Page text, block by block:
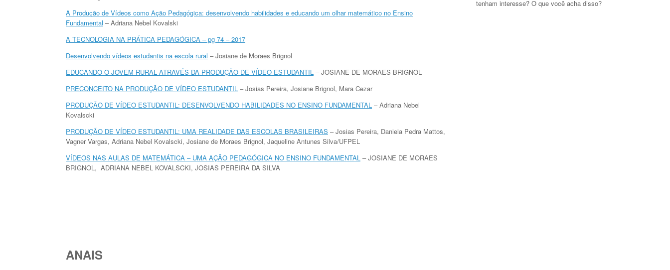
A Produção de Vídeos como Ação Pedagógica: desenvolvendo habilidades e educando um olhar matemático no Ensino
Fundamental – Adriana Nebel Kovalski
A TECNOLOGIA NA PRÁTICA PEDAGÓGICA – pg 74 – 2017
Desenvolvendo vídeos estudantis na escola rural – Josiane de Moraes Brignol
EDUCANDO O JOVEM RURAL ATRAVÉS DA PRODUÇÃO DE VÍDEO ESTUDANTIL – JOSIANE DE MORAES BRIGNOL
PRECONCEITO NA PRODUÇÃO DE VÍDEO ESTUDANTIL – Josias Pereira, Josiane Brignol, Mara Cezar
PRODUÇÃO DE VÍDEO ESTUDANTIL: DESENVOLVENDO HABILIDADES NO ENSINO FUNDAMENTAL – Adriana Nebel
Kovalscki
PRODUÇÃO DE VÍDEO ESTUDANTIL: UMA REALIDADE DAS ESCOLAS BRASILEIRAS – Josias Pereira, Daniela Pedra Mattos,
Vagner Vargas, Adriana Nebel Kovalscki, Josiane de Moraes Brignol, Jaqueline Antunes Silva/UFPEL
VÍDEOS NAS AULAS DE MATEMÁTICA – UMA AÇÃO PEDAGÓGICA NO ENSINO FUNDAMENTAL – JOSIANE DE MORAES
BRIGNOL, ADRIANA NEBEL KOVALSCKI, JOSIAS PEREIRA DA SILVA
ANAIS
tenham interesse? O que você acha disso?